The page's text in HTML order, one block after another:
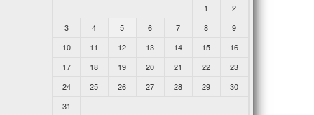
1
2
3
4 5 6 7 8
9
10
11 12 13 14 15
16
17
18 19 20 21 22
23
24
25 26 27 28 29
30
31